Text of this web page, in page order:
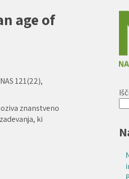
age of
121(22),
znanstveno
ki
Išči